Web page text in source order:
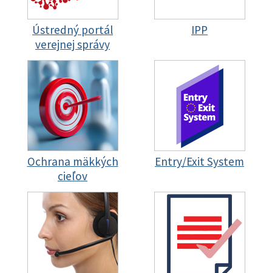
Ústredný portál
verejnej správy
IPP
Ochrana mäkkých
cieľov
Entry/Exit System